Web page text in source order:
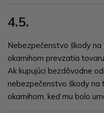
4.5.
Nebezpečenstvo škody
okamihom prevzatia
Ak kupujúci bezdôvodne
nebezpečenstvo škody na
okamihom, keď mu bolo